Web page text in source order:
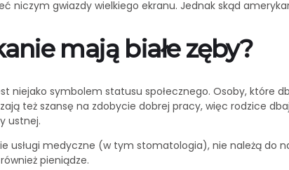
niczym gwiazdy wielkiego ekranu. Jednak skąd
mają białe zęby?
niejako symbolem statusu społecznego. Osoby, które
też szansę na zdobycie dobrej pracy, więc rodzice
ustnej.
usługi medyczne (w tym stomatologia), nie należą do
pieniądze.